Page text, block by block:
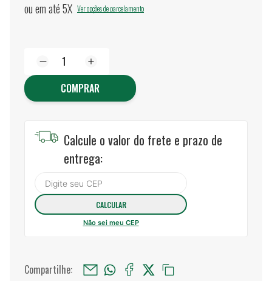
ou em até5X Ver opções de parcelamento
COMPRAR
Calcule o valor do frete e prazo de
entrega:
Não sei meu CEP
Compartilhe: